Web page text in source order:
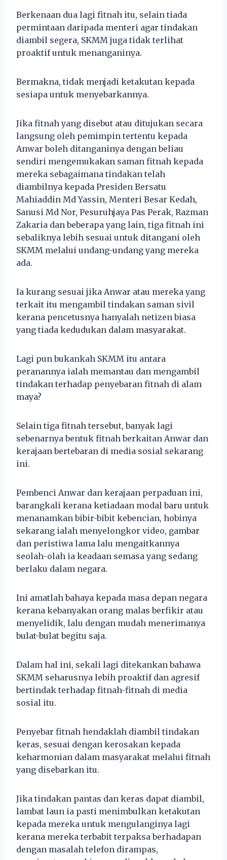
Berkenaan dua lagi fitnah itu, selain tiada
permintaan daripada menteri agar tindakan
diambil segera, SKMM juga tidak terlihat
proaktif untuk menanganinya.
Bermakna, tidak menjadi ketakutan kepada
sesiapa untuk menyebarkannya.
Jika fitnah yang disebut atau ditujukan secara
langsung oleh pemimpin tertentu kepada
Anwar boleh ditanganinya dengan beliau
sendiri mengemukakan saman fitnah kepada
mereka sebagaimana tindakan telah
diambilnya kepada Presiden Bersatu
Mahiaddin Md Yassin, Menteri Besar Kedah,
Sanusi Md Nor, Pesuruhjaya Pas Perak, Razman
Zakaria dan beberapa yang lain, tiga fitnah ini
sebaliknya lebih sesuai untuk ditangani oleh
SKMM melalui undang-undang yang mereka
ada.
Ia kurang sesuai jika Anwar atau mereka yang
terkait itu mengambil tindakan saman sivil
kerana pencetusnya hanyalah netizen biasa
yang tiada kedudukan dalam masyarakat.
Lagi pun bukankah SKMM itu antara
peranannya ialah memantau dan mengambil
tindakan terhadap penyebaran fitnah di alam
maya?
Selain tiga fitnah tersebut, banyak lagi
sebenarnya bentuk fitnah berkaitan Anwar dan
kerajaan bertebaran di media sosial sekarang
ini.
Pembenci Anwar dan kerajaan perpaduan ini,
barangkali kerana ketiadaan modal baru untuk
menanamkan bibir-bibit kebencian, hobinya
sekarang ialah menyelongkor video, gambar
dan peristiwa lama lalu mengaitkannya
seolah-olah ia keadaan semasa yang sedang
berlaku dalam negara.
Ini amatlah bahaya kepada masa depan negara
kerana kebanyakan orang malas berfikir atau
menyelidik, lalu dengan mudah menerimanya
bulat-bulat begitu saja.
Dalam hal ini, sekali lagi ditekankan bahawa
SKMM seharusnya lebih proaktif dan agresif
bertindak terhadap fitnah-fitnah di media
sosial itu.
Penyebar fitnah hendaklah diambil tindakan
keras, sesuai dengan kerosakan kepada
keharmonian dalam masyarakat melalui fitnah
yang disebarkan itu.
Jika tindakan pantas dan keras dapat diambil,
lambat laun ia pasti menimbulkan ketakutan
kepada mereka untuk mengulanginya lagi
kerana mereka terbabit terpaksa berhadapan
dengan masalah telefon dirampas,